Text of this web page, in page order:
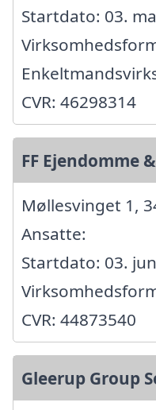
Startdato: 03.
CVR: 46298314
FF Ejendomme
Møllesvinget 1,
Ansatte:
Startdato: 03.
CVR: 44873540
Gleerup Group